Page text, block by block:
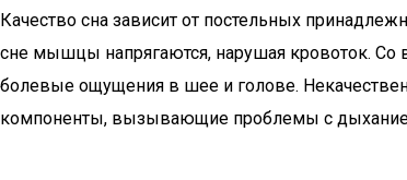
Качество сна зависит от постельных
сне мышцы напрягаются, нарушая кровоток. Со
болевые ощущения в шее и голове.
компоненты, вызывающие проблемы с